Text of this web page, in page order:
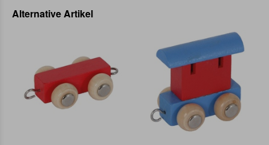
Alternative Artikel